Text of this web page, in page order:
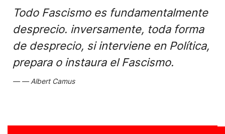
Todo Fascismo es fundamentalmente
desprecio. inversamente, toda forma
de desprecio, si interviene en Política,
prepara o instaura el Fascismo.
Albert Camus